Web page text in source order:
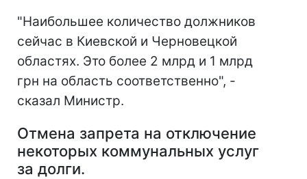
"Наибольшее количество должников
сейчас в Киевской и Черновецкой
областях. Это более 2 млрд и 1 млрд
грн на область соответственно", -
сказал Министр.
Отмена запрета на отключение
некоторых коммунальных услуг
за долги.